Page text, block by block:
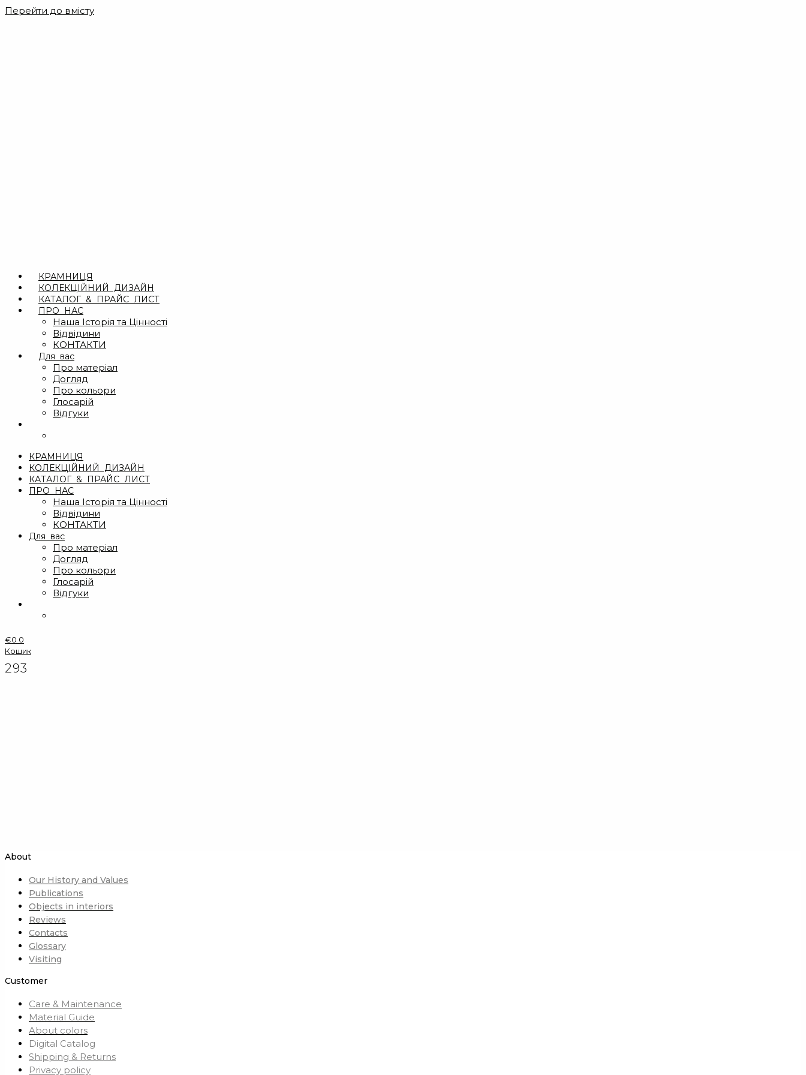
Перейти до вмісту
КРАМНИЦЯ
КОЛЕКЦІЙНИЙ ДИЗАЙН
КАТАЛОГ & ПРАЙС ЛИСТ
ПРО НАС
Наша Історія та Цінності
Відвідини
КОНТАКТИ
Для вас
Про матеріал
Догляд
Про кольори
Глосарій
Відгуки
КРАМНИЦЯ
КОЛЕКЦІЙНИЙ ДИЗАЙН
КАТАЛОГ & ПРАЙС ЛИСТ
ПРО НАС
Наша Історія та Цінності
Відвідини
КОНТАКТИ
Для вас
Про матеріал
Догляд
Про кольори
Глосарій
Відгуки
€0 0
Кошик
293
About
Our History and Values
Publications
Objects in interiors
Reviews
Contacts
Glossary
Visiting
Customer
Care & Maintenance
Material Guide
About colors
Digital Catalog
Shipping & Returns
Privacy policy